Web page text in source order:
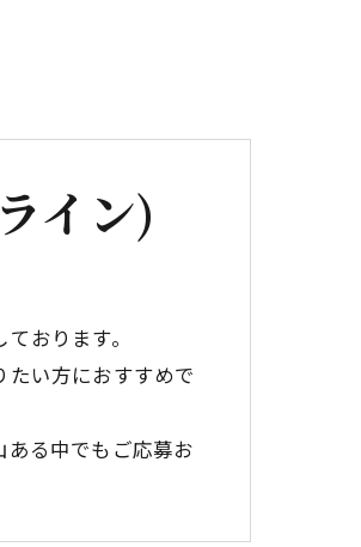
イン)
おります。
い方におすすめで
る中でもご応募お